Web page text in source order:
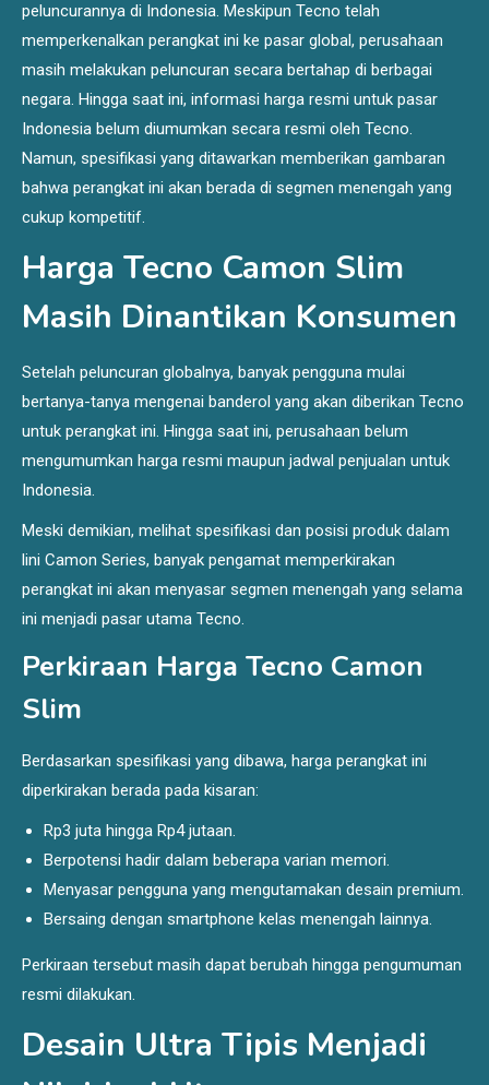
peluncurannya di Indonesia. Meskipun Tecno telah
memperkenalkan perangkat ini ke pasar global, perusahaan
masih melakukan peluncuran secara bertahap di berbagai
negara. Hingga saat ini, informasi harga resmi untuk pasar
Indonesia belum diumumkan secara resmi oleh Tecno.
Namun, spesifikasi yang ditawarkan memberikan gambaran
bahwa perangkat ini akan berada di segmen menengah yang
cukup kompetitif.
Harga Tecno Camon Slim
Masih Dinantikan Konsumen
Setelah peluncuran globalnya, banyak pengguna mulai
bertanya-tanya mengenai banderol yang akan diberikan Tecno
untuk perangkat ini. Hingga saat ini, perusahaan belum
mengumumkan harga resmi maupun jadwal penjualan untuk
Indonesia.
Meski demikian, melihat spesifikasi dan posisi produk dalam
lini Camon Series, banyak pengamat memperkirakan
perangkat ini akan menyasar segmen menengah yang selama
ini menjadi pasar utama Tecno.
Perkiraan Harga Tecno Camon
Slim
Berdasarkan spesifikasi yang dibawa, harga perangkat ini
diperkirakan berada pada kisaran:
Rp3 juta hingga Rp4 jutaan.
Berpotensi hadir dalam beberapa varian memori.
Menyasar pengguna yang mengutamakan desain premium.
Bersaing dengan smartphone kelas menengah lainnya.
Perkiraan tersebut masih dapat berubah hingga pengumuman
resmi dilakukan.
Desain Ultra Tipis Menjadi